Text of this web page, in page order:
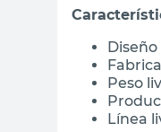
Peso
Línea